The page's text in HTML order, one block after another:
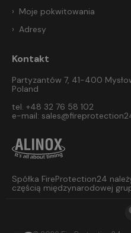
Moje pokwitowania
Adresy
Kontakt
Partyzantów 7, 41-400
Poland
tel. +48 32 76 58 102
e-mail:
Spółka FireProtection24
częścią międzynarodowej